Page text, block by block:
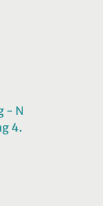
- N
4.